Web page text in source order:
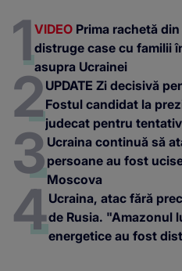
VIDEO Prima rachetă
distruge case cu familii
asupra Ucrainei
UPDATE Zi decisivă
Fostul candidat la
judecat pentru
Ucraina continuă să
persoane au fost
Moscova
Ucraina, atac fără
de Rusia. "Amazonul
energetice au fost